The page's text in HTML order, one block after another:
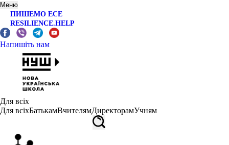
Меню
ПИШЕМО ЕСЕ
RESILIENCE.HELP
Напишіть нам
Для всіх
Для всіхБатькамВчителямДиректорамУчням